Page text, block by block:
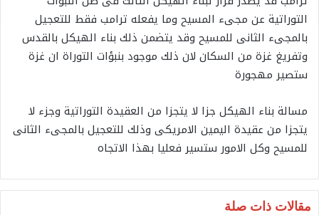
التوراتية عن مجىء المسيح وما يفعله ترامب فقط للتعجيل
بالمجىء الثانى للمسيح وقد يتضمن ذلك بناء الهيكل بالقدس
وتفريغ غزة من السكان لان ذلك موجود بنبؤات التوراة ان غزة
ستصير مهجورة
مسالة بناء الهيكل جزا لا يتجزا من العقيدة التوراتية وجزء لا
يتجزا من عقيدة اليمين الامريكى وذلك للتعجيل بالمجىء الثانى
للمسيح وكل الامور ستسير فعليا بهذا الاتجاه
مقالات ذات صلة